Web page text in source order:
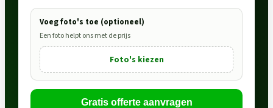
Voeg foto's toe (optioneel)
Een foto helpt ons met de prijs
Foto's kiezen
Gratis offerte aanvragen